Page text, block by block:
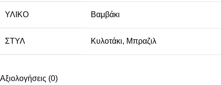
ΥΛΙΚΌ Βαμβάκι
ΣΤΥΛ Κυλοτάκι, Μπραζιλ
Αξιολογήσεις (0)